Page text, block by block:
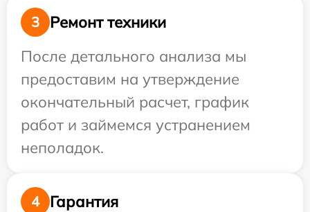
3
Ремонт техники
После детального анализа мы
предоставим на утверждение
окончательный расчет, график
работ и займемся устранением
неполадок.
4 Гарантия